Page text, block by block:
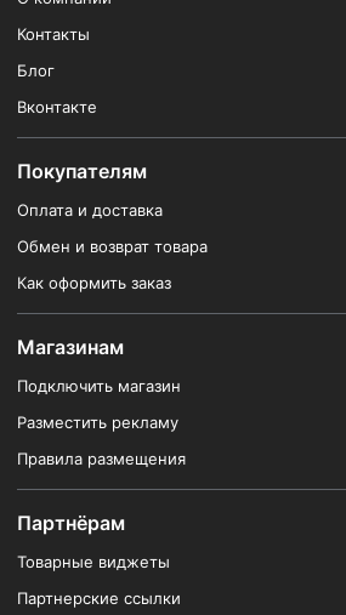
Контакты
Блог
Вконтакте
Покупателям
Оплата и доставка
Обмен и возврат товара
Как оформить заказ
Магазинам
Подключить магазин
Разместить рекламу
Правила размещения
Партнёрам
Товарные виджеты
Партнерские ссылки